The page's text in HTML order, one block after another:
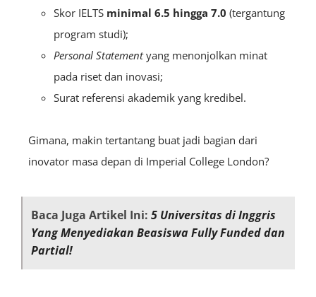
Skor IELTS minimal 6.5 hingga 7.0 (tergantung
program studi);
Personal Statementyang menonjolkan minat
pada riset dan inovasi;
Surat referensi akademik yang kredibel.
Gimana, makin tertantang buat jadi bagian dari
inovator masa depan di Imperial College London?
Baca Juga Artikel Ini: 5 Universitas di Inggris
Yang Menyediakan Beasiswa Fully Funded dan
Partial!